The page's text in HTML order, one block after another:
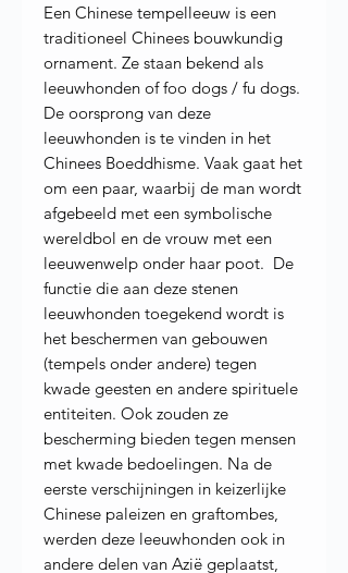
Een Chinese tempelleeuw is een
traditioneel Chinees bouwkundig
ornament. Ze staan bekend als
leeuwhonden of foo dogs / fu dogs.
De oorsprong van deze
leeuwhonden is te vinden in het
Chinees Boeddhisme. Vaak gaat het
om een paar, waarbij de man wordt
afgebeeld met een symbolische
wereldbol en de vrouw met een
leeuwenwelp onder haar poot. De
functie die aan deze stenen
leeuwhonden toegekend wordt is
het beschermen van gebouwen
(tempels onder andere) tegen
kwade geesten en andere spirituele
entiteiten. Ook zouden ze
bescherming bieden tegen mensen
met kwade bedoelingen. Na de
eerste verschijningen in keizerlijke
Chinese paleizen en graftombes,
werden deze leeuwhonden ook in
andere delen van Azië geplaatst,